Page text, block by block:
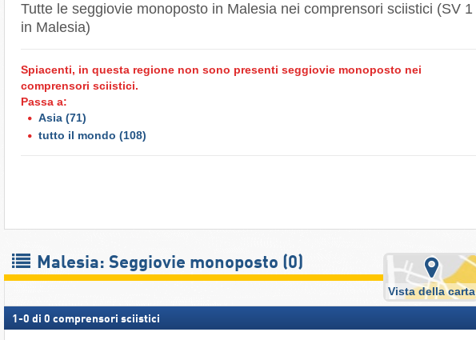
Tutte le seggiovie monoposto in Malesia nei comprensori sciistici (SV 1
in Malesia)
Spiacenti, in questa regione non sono presenti seggiovie monoposto nei
comprensori sciistici.
Passa a:
Asia (71)
tutto il mondo (108)
Malesia: Seggiovie monoposto (0)
Vista della carta
1 -0 di 0 comprensori sciistici